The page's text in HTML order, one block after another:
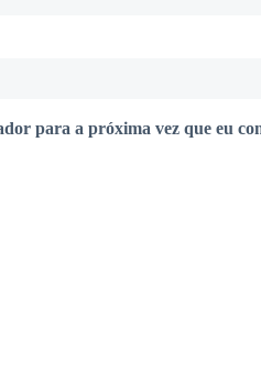
para a próxima vez que eu